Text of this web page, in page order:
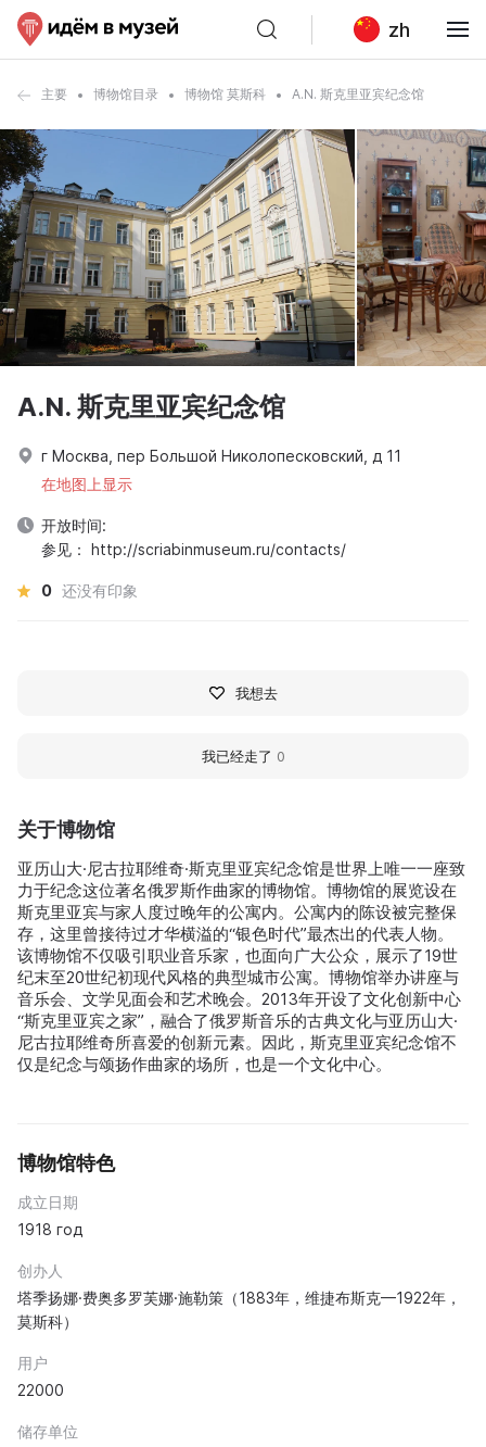
zh
主要 博物馆目录 博物馆 莫斯科 A.N. 斯克里亚宾纪念馆
关于博物馆
亚历山大·尼古拉耶维奇·斯克里亚宾纪念馆是世界上唯一一座致
力于纪念这位著名俄罗斯作曲家的博物馆。博物馆的展览设在
斯克里亚宾与家人度过晚年的公寓内。公寓内的陈设被完整保
存，这里曾接待过才华横溢的“银色时代”最杰出的代表人物。
该博物馆不仅吸引职业音乐家，也面向广大公众，展示了19世
纪末至20世纪初现代风格的典型城市公寓。博物馆举办讲座与
音乐会、文学见面会和艺术晚会。2013年开设了文化创新中心
“斯克里亚宾之家”，融合了俄罗斯音乐的古典文化与亚历山大·
尼古拉耶维奇所喜爱的创新元素。因此，斯克里亚宾纪念馆不
仅是纪念与颂扬作曲家的场所，也是一个文化中心。
博物馆特色
成立日期
1918 год
创办人
塔季扬娜·费奥多罗芙娜·施勒策（1883年，维捷布斯克—1922年，
莫斯科）
用户
22000
储存单位
A.N. 斯克里亚宾纪念馆
г Москва, пер Большой Николопесковский, д 11
在地图上显示
开放时间:
参见： http://scriabinmuseum.ru/contacts/
0 还没有印象
我想去
我已经走了 0